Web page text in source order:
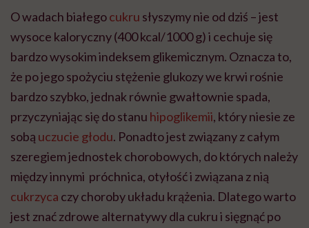
O wadach białegocukru słyszymy nie od dziś – jest
wysoce kaloryczny (400 kcal/1000 g) i cechuje się
bardzo wysokim indeksem glikemicznym. Oznacza to,
że po jego spożyciu stężenie glukozy we krwi rośnie
bardzo szybko, jednak równie gwałtownie spada,
przyczyniając się do stanu hipoglikemii, który niesie ze
sobą uczucie głodu. Ponadto jest związany z całym
szeregiem jednostek chorobowych, do których należy
między innymi próchnica, otyłość i związana z nią
cukrzyca czy choroby układu krążenia. Dlatego warto
jest znać zdrowe alternatywy dla cukru i sięgnąć po